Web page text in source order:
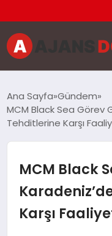
EĞITIM
GÜNCEL
Ana Sayfa Gündem
MCM Black Sea Görev
Tehditlerine Karşı
MCM Black
Karşı